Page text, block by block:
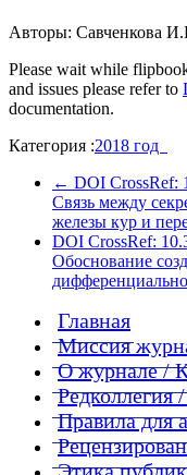
Авторы: Савченкова
Please wait while
and issues please refer to
documentation.
Категория :2018 год
← DOI CrossRef:
Связь между
железы кур и
DOI CrossRef:
Обоснование
Главная
Миссия
О журнале /
Редколлегия
Правила для